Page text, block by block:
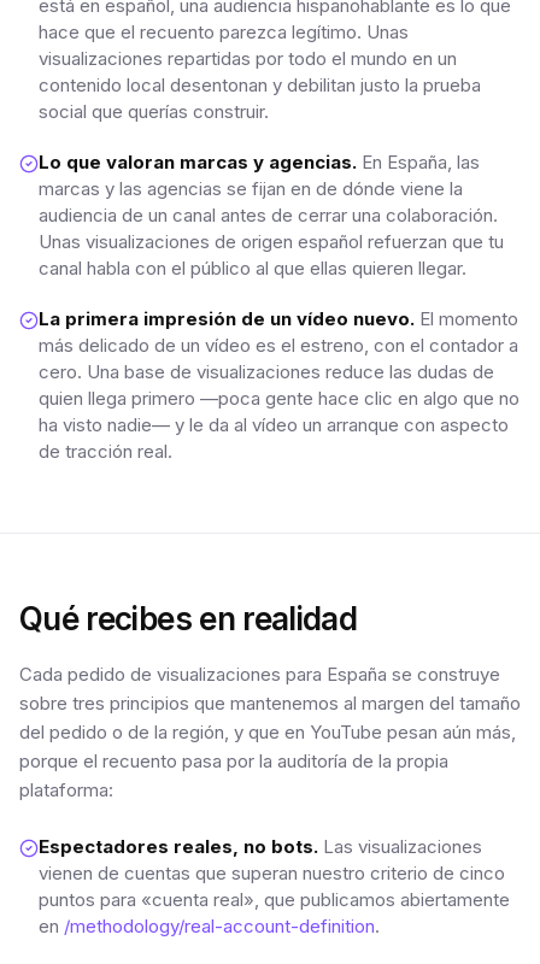
está en español, una audiencia hispanohablante es lo que
hace que el recuento parezca legítimo. Unas
visualizaciones repartidas por todo el mundo en un
contenido local desentonan y debilitan justo la prueba
social que querías construir.
Lo que valoran marcas y agencias. En España, las
marcas y las agencias se fijan en de dónde viene la
audiencia de un canal antes de cerrar una colaboración.
Unas visualizaciones de origen español refuerzan que tu
canal habla con el público al que ellas quieren llegar.
La primera impresión de un vídeo nuevo. El momento
más delicado de un vídeo es el estreno, con el contador a
cero. Una base de visualizaciones reduce las dudas de
quien llega primero —poca gente hace clic en algo que no
ha visto nadie— y le da al vídeo un arranque con aspecto
de tracción real.
Qué recibes en realidad
Cada pedido de visualizaciones para España se construye
sobre tres principios que mantenemos al margen del tamaño
del pedido o de la región, y que en YouTube pesan aún más,
porque el recuento pasa por la auditoría de la propia
plataforma:
Espectadores reales, no bots. Las visualizaciones
vienen de cuentas que superan nuestro criterio de cinco
puntos para «cuenta real», que publicamos abiertamente
en /methodology/real-account-definition.